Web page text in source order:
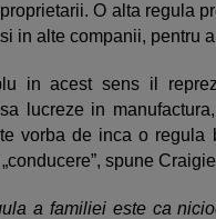
O alta regula
in alte companii, pentru
in acest sens il
lucreze in
vorba de inca o regula
spune
a familiei este ca